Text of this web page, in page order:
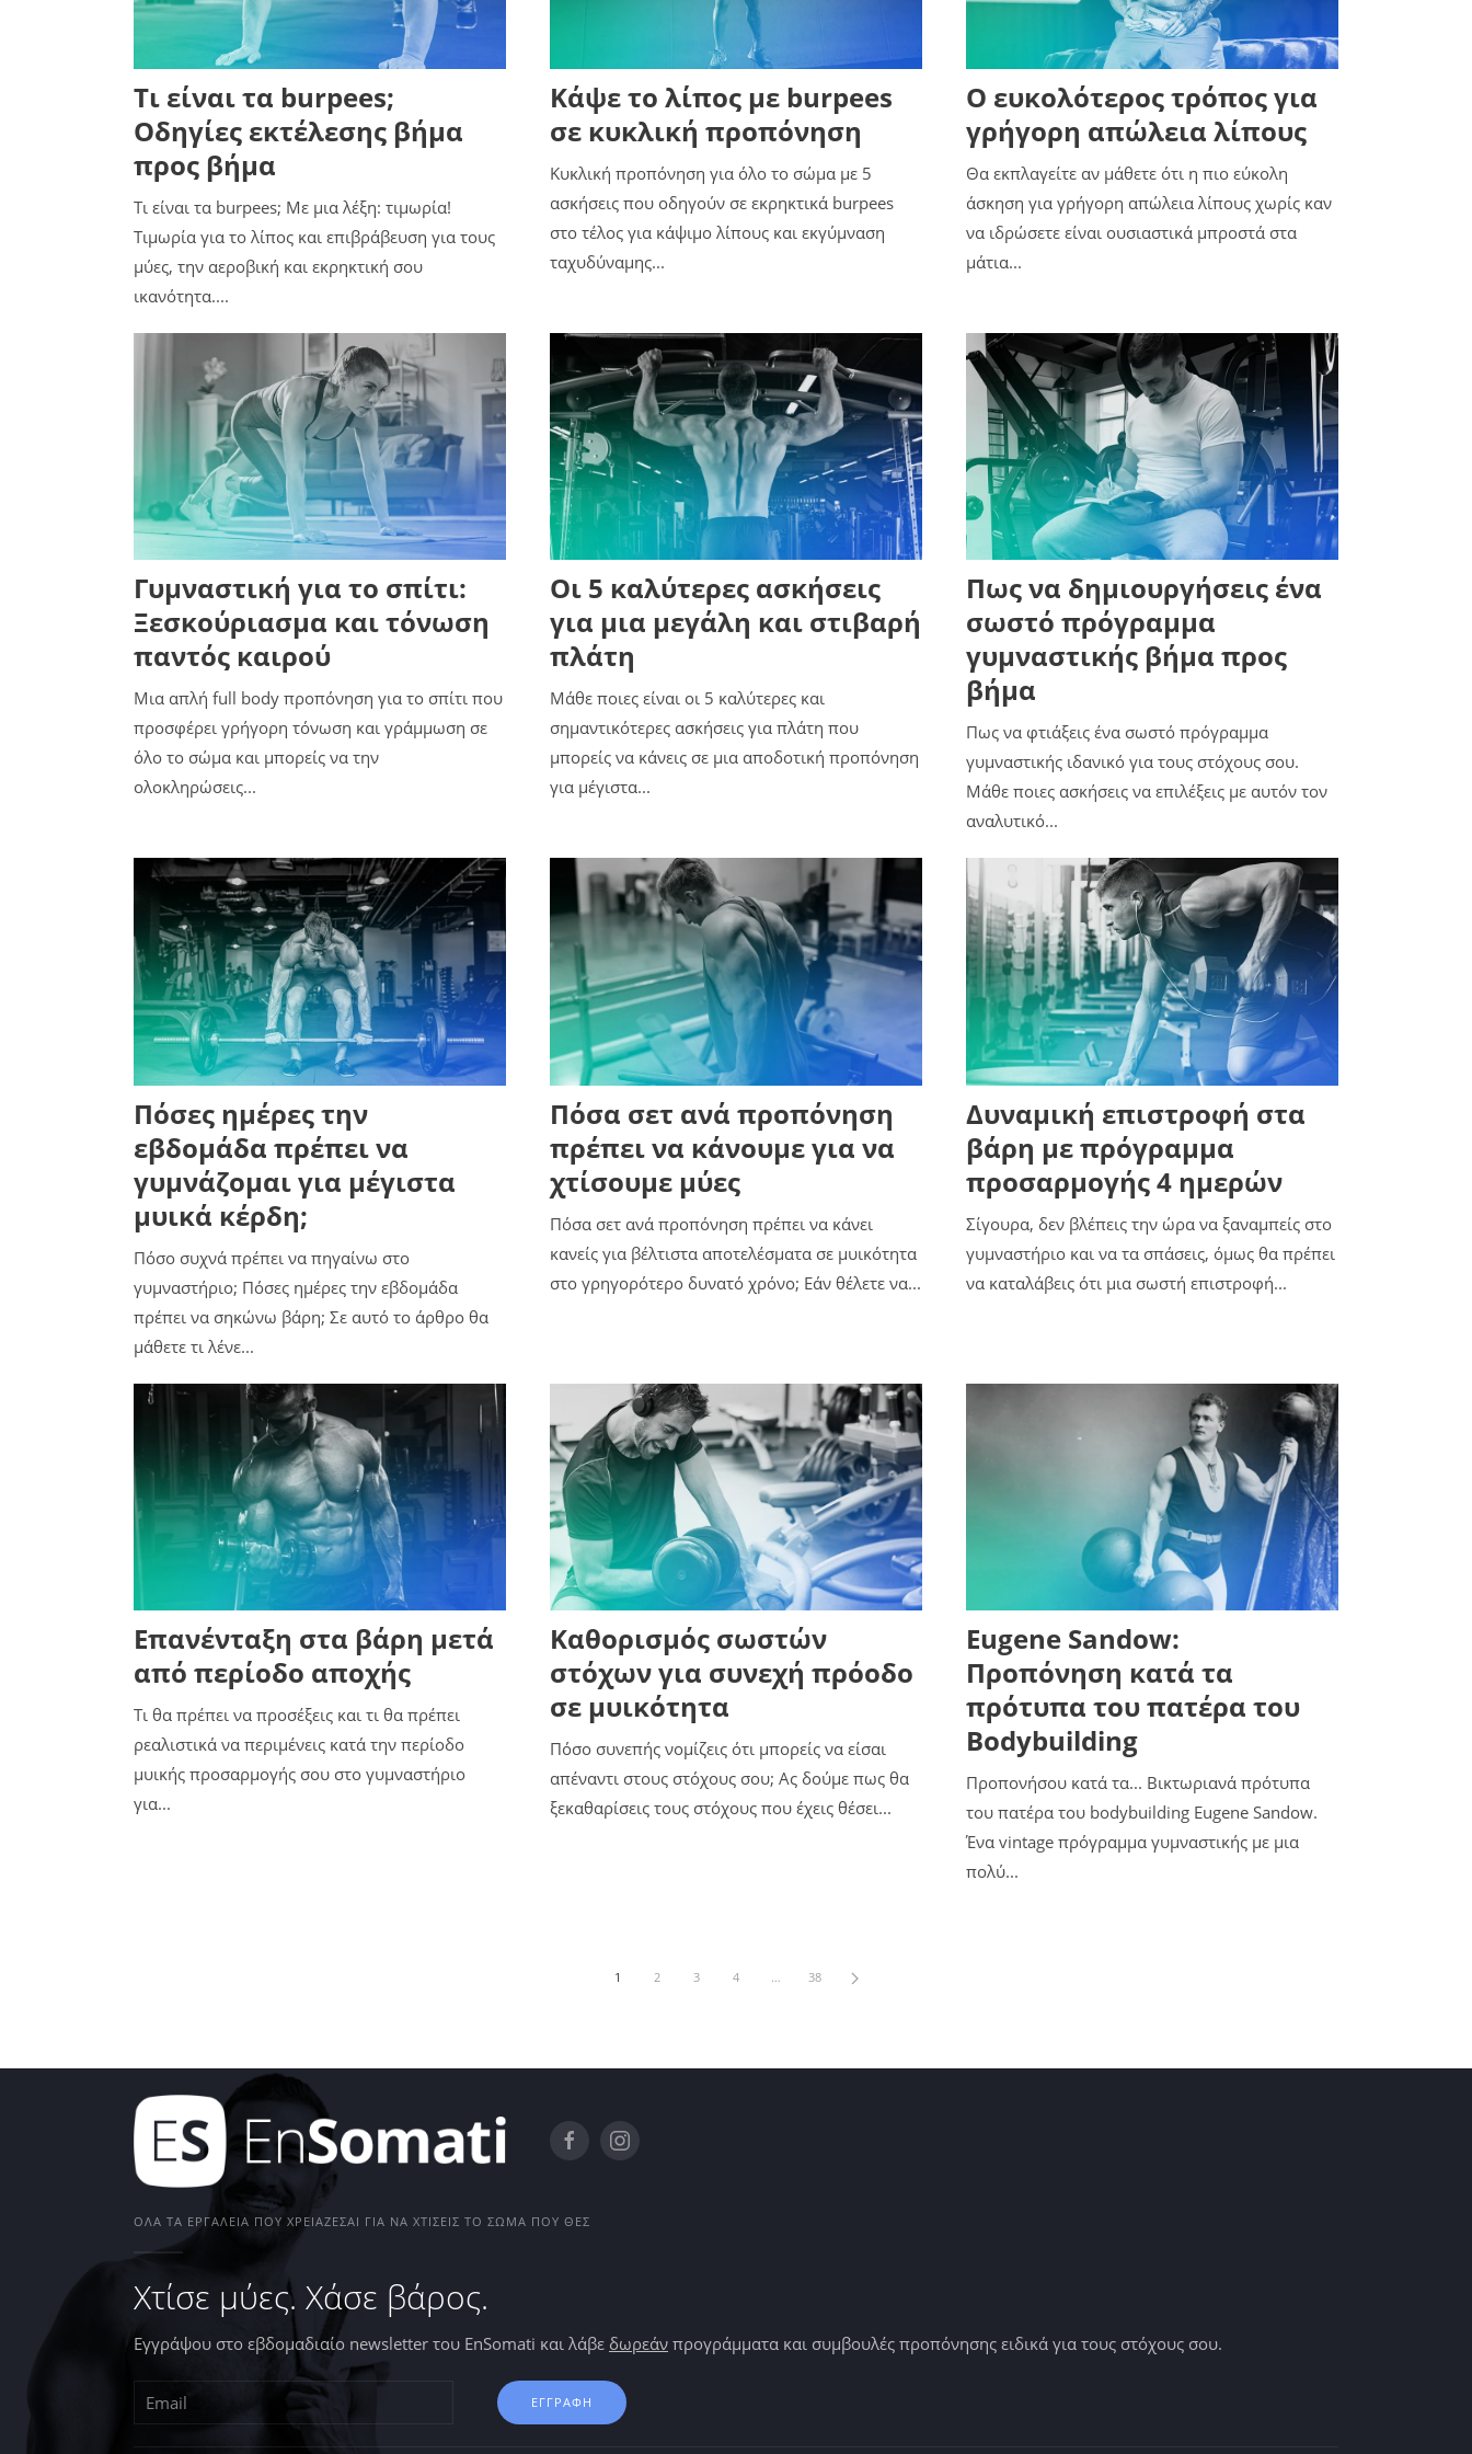
Τι είναι τα burpees;
Οδηγίες εκτέλεσης βήμα
προς βήμα
Τι είναι τα burpees; Με μια λέξη: τιμωρία!
Τιμωρία για το λίπος και επιβράβευση για τους
μύες, την αεροβική και εκρηκτική σου
ικανότητα....
Κάψε το λίπος με burpees
σε κυκλική προπόνηση
Κυκλική προπόνηση για όλο το σώμα με 5
ασκήσεις που οδηγούν σε εκρηκτικά burpees
στο τέλος για κάψιμο λίπους και εκγύμναση
ταχυδύναμης...
Ο ευκολότερος τρόπος για
γρήγορη απώλεια λίπους
Θα εκπλαγείτε αν μάθετε ότι η πιο εύκολη
άσκηση για γρήγορη απώλεια λίπους χωρίς καν
να ιδρώσετε είναι ουσιαστικά μπροστά στα
μάτια...
Γυμναστική για το σπίτι:
Ξεσκούριασμα και τόνωση
παντός καιρού
Μια απλή full body προπόνηση για το σπίτι που
προσφέρει γρήγορη τόνωση και γράμμωση σε
όλο το σώμα και μπορείς να την
ολοκληρώσεις...
Οι 5 καλύτερες ασκήσεις
για μια μεγάλη και στιβαρή
πλάτη
Μάθε ποιες είναι οι 5 καλύτερες και
σημαντικότερες ασκήσεις για πλάτη που
μπορείς να κάνεις σε μια αποδοτική προπόνηση
για μέγιστα...
Πως να δημιουργήσεις ένα
σωστό πρόγραμμα
γυμναστικής βήμα προς
βήμα
Πως να φτιάξεις ένα σωστό πρόγραμμα
γυμναστικής ιδανικό για τους στόχους σου.
Μάθε ποιες ασκήσεις να επιλέξεις με αυτόν τον
αναλυτικό...
Πόσες ημέρες την
εβδομάδα πρέπει να
γυμνάζομαι για μέγιστα
μυικά κέρδη;
Πόσο συχνά πρέπει να πηγαίνω στο
γυμναστήριο; Πόσες ημέρες την εβδομάδα
πρέπει να σηκώνω βάρη; Σε αυτό το άρθρο θα
μάθετε τι λένε...
Πόσα σετ ανά προπόνηση
πρέπει να κάνουμε για να
χτίσουμε μύες
Πόσα σετ ανά προπόνηση πρέπει να κάνει
κανείς για βέλτιστα αποτελέσματα σε μυικότητα
στο γρηγορότερο δυνατό χρόνο; Εάν θέλετε να...
Δυναμική επιστροφή στα
βάρη με πρόγραμμα
προσαρμογής 4 ημερών
Σίγουρα, δεν βλέπεις την ώρα να ξαναμπείς στο
γυμναστήριο και να τα σπάσεις, όμως θα πρέπει
να καταλάβεις ότι μια σωστή επιστροφή...
Επανένταξη στα βάρη μετά
από περίοδο αποχής
Τι θα πρέπει να προσέξεις και τι θα πρέπει
ρεαλιστικά να περιμένεις κατά την περίοδο
μυικής προσαρμογής σου στο γυμναστήριο
για...
Καθορισμός σωστών
στόχων για συνεχή πρόοδο
σε μυικότητα
Πόσο συνεπής νομίζεις ότι μπορείς να είσαι
απέναντι στους στόχους σου; Ας δούμε πως θα
ξεκαθαρίσεις τους στόχους που έχεις θέσει...
Eugene Sandow:
Προπόνηση κατά τα
πρότυπα του πατέρα του
Bodybuilding
Προπονήσου κατά τα... Βικτωριανά πρότυπα
του πατέρα του bodybuilding Eugene Sandow.
Ένα vintage πρόγραμμα γυμναστικής με μια
πολύ...
1 2 3 4 … 38
ΌΛΑ ΤΑ ΕΡΓΑΛΕΊΑ ΠΟΥ ΧΡΕΙΆΖΕΣΑΙ ΓΙΑ ΝΑ ΧΤΊΣΕΙΣ ΤΟ ΣΏΜΑ ΠΟΥ ΘΕΣ
Χτίσε μύες. Χάσε βάρος.
Εγγράψου στο εβδομαδιαίο newsletter του EnSomati και λάβε δωρεάν προγράμματα και συμβουλές προπόνησης ειδικά για τους στόχους σου.
ΕΓΓΡΑΦΗ